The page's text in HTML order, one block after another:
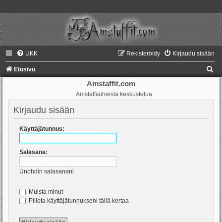
UKK Kirjaudu sisään
Rekisteröidy
Etusivu
Amstaffit.com
Amstaffiaiheista keskustelua
Kirjaudu sisään
Käyttäjätunnus:
Salasana:
Unohdin salasanani
Muista minut
Piilota käyttäjätunnukseni tällä kertaa